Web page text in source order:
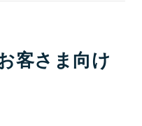
客さま向け